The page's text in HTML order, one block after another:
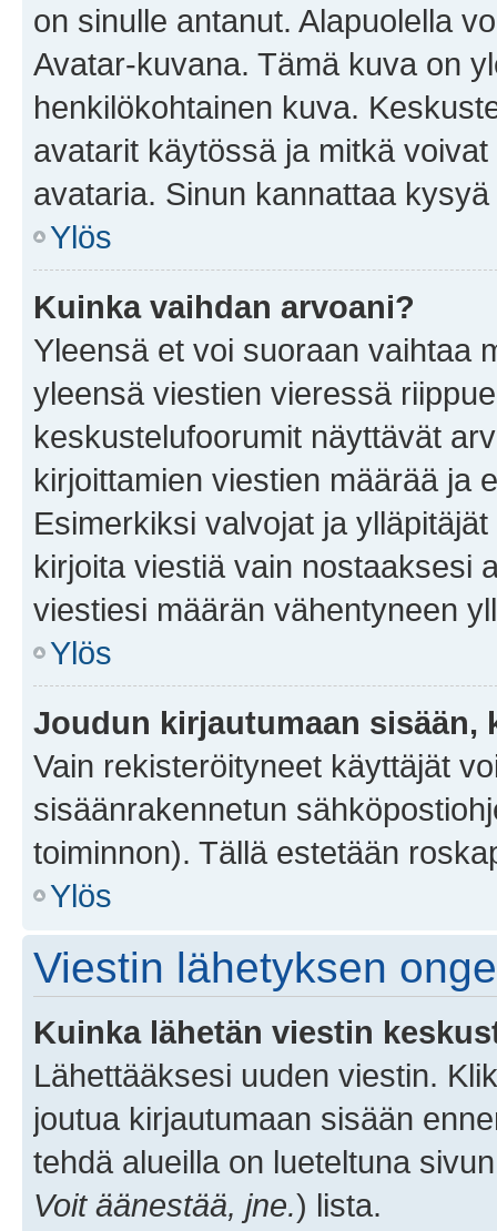
on sinulle antanut. Alapuolella
Avatar-kuvana. Tämä kuva on
henkilökohtainen kuva.
avatarit käytössä ja mitkä
avataria. Sinun kannattaa
Ylös
Kuinka vaihdan arvoani?
Yleensä et voi suoraan vaihtaa
yleensä viestien vieressä
keskustelufoorumit näyttävät
kirjoittamien viestien määrää ja
Esimerkiksi valvojat ja
kirjoita viestiä vain nostaaksesi
viestiesi määrän vähentyneen
Ylös
Joudun kirjautumaan sisään,
Vain rekisteröityneet käyttäjät
sisäänrakennetun
toiminnon). Tällä estetään
Ylös
Viestin lähetyksen
Kuinka lähetän viestin
Lähettääksesi uuden viestin.
joutua kirjautumaan sisään
tehdä alueilla on lueteltuna
Voit äänestää, jne.) lista.